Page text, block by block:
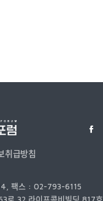
취급방침
, 팩스 : 02-793-6115